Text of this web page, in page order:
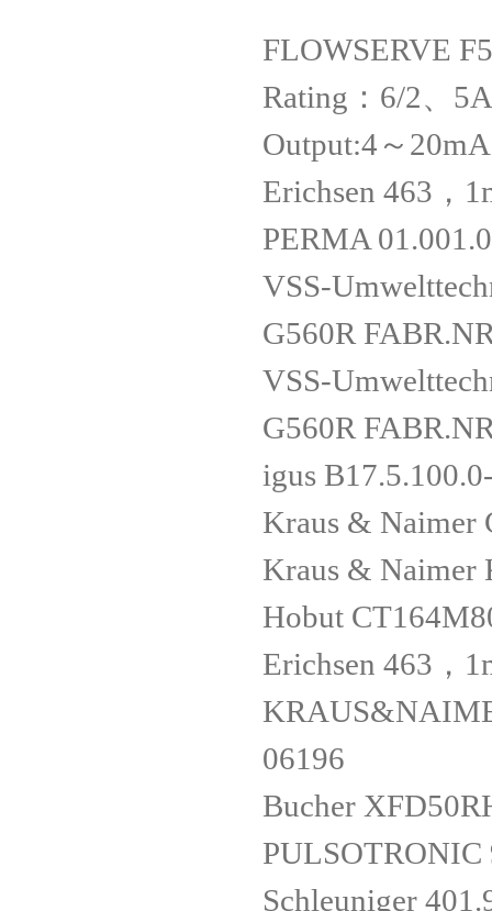
FLOWSERVE
Rating：6/2、
Output:4～
Erichsen 463，
PERMA
VSS-
G560R
VSS-
G560R
igus
Kraus & Naimer
Kraus & Naimer
Hobut
Erichsen 463，
06196
Bucher
PULSOTRONIC
Schleuniger